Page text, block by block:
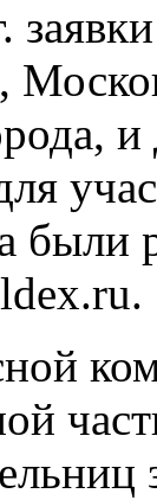
и
были